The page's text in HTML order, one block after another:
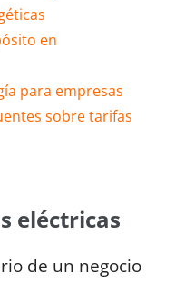
en
para empresas
sobre tarifas
eléctricas
de un negocio